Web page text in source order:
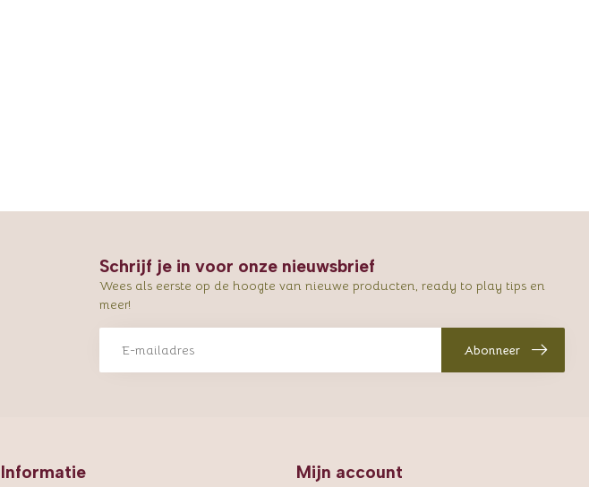
Schrijf je in voor onze nieuwsbrief
Wees als eerste op de hoogte van nieuwe producten, ready to play tips en
meer!
Abonneer
Informatie Mijn account